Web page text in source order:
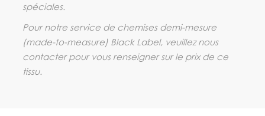
spéciales.
Pour notre service de chemises demi-mesure
(made-to-measure) Black Label, veuillez nous
contacter pour vous renseigner sur le prix de ce
tissu.